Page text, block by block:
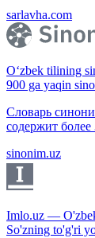
sarlavha.com
O‘zbek tilining
900 ga yaqin
Словарь
содержит
sinonim.uz
Imlo.uz —
So'zning to'g'ri